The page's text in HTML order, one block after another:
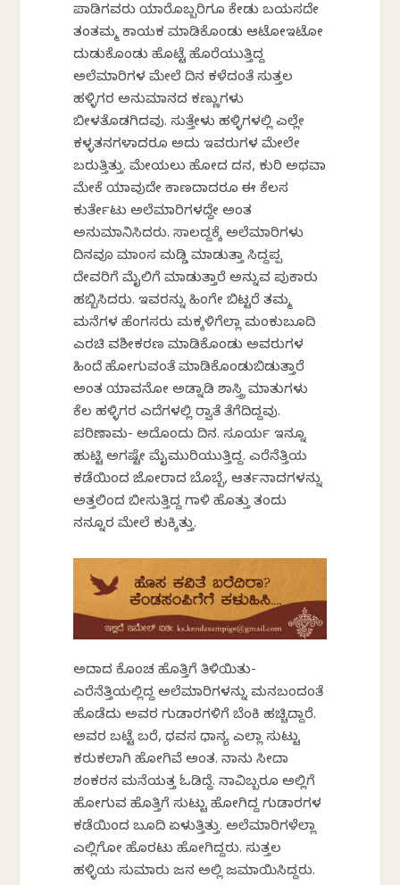
ಪಾಡಿಗವರು ಯಾರೊಬ್ಬರಿಗೂ ಕೇಡು ಬಯಸದೇ
ತಂತಮ್ಮ ಕಾಯಕ ಮಾಡಿಕೊಂಡು ಆಟೋಇಟೋ
ದುಡುಕೊಂಡು ಹೊಟ್ಟೆ ಹೊರೆಯುತ್ತಿದ್ದ
ಅಲೆಮಾರಿಗಳ ಮೇಲೆ ದಿನ ಕಳೆದಂತೆ ಸುತ್ತಲ
ಹಳ್ಳಿಗರ ಅನುಮಾನದ ಕಣ್ಣುಗಳು
ಬೀಳತೊಡಗಿದವು. ಸುತ್ತೇಳು ಹಳ್ಳಿಗಳಲ್ಲಿ ಎಲ್ಲೇ
ಕಳ್ಳತನಗಳಾದರೂ ಅದು ಇವರುಗಳ ಮೇಲೇ
ಬರುತ್ತಿತ್ತು. ಮೇಯಲು ಹೋದ ದನ, ಕುರಿ ಅಥವಾ
ಮೇಕೆ ಯಾವುದೇ ಕಾಣದಾದರೂ ಈ ಕೆಲಸ
ಕುರ್ತೇಟು ಅಲೆಮಾರಿಗಳದ್ದೇ ಅಂತ
ಅನುಮಾನಿಸಿದರು. ಸಾಲದ್ದಕ್ಕೆ ಅಲೆಮಾರಿಗಳು
ದಿನವೂ ಮಾಂಸ ಮಡ್ಡಿ ಮಾಡುತ್ತಾ ಸಿದ್ದಪ್ಪ
ದೇವರಿಗೆ ಮೈಲಿಗೆ ಮಾಡುತ್ತಾರೆ ಅನ್ನುವ ಪುಕಾರು
ಹಬ್ಬಿಸಿದರು. ಇವರನ್ನು ಹಿಂಗೇ ಬಿಟ್ಟರೆ ತಮ್ಮ
ಮನೆಗಳ ಹೆಂಗಸರು ಮಕ್ಕಳಿಗೆಲ್ಲಾ ಮಂಕುಬೂದಿ
ಎರಚಿ ವಶೀಕರಣ ಮಾಡಿಕೊಂಡು ಅವರುಗಳ
ಹಿಂದೆ ಹೋಗುವಂತೆ ಮಾಡಿಕೊಂಡುಬಿಡುತ್ತಾರೆ
ಅಂತ ಯಾವನೋ ಅಡ್ನಾಡಿ ಶಾಸ್ತ್ರಿ ಮಾತುಗಳು
ಕೆಲ ಹಳ್ಳಿಗರ ಎದೆಗಳಲ್ಲಿ ರ‍್ವಾತೆ ತೆಗೆದಿದ್ದವು.
ಪರಿಣಾಮ- ಅದೊಂದು ದಿನ. ಸೂರ್ಯ ಇನ್ನೂ
ಹುಟ್ಟಿ ಅಗಷ್ಟೇ ಮೈಮುರಿಯುತ್ತಿದ್ದ. ಎರೆನೆತ್ತಿಯ
ಕಡೆಯಿಂದ ಜೋರಾದ ಬೊಬ್ಬೆ, ಆರ್ತನಾದಗಳನ್ನು
ಅತ್ತಲಿಂದ ಬೀಸುತ್ತಿದ್ದ ಗಾಳಿ ಹೊತ್ತು ತಂದು
ನನ್ನೂರ ಮೇಲೆ ಕುಕ್ಕಿತ್ತು.
ಅದಾದ ಕೊಂಚ ಹೊತ್ತಿಗೆ ತಿಳಿಯಿತು-
ಎರೆನೆತ್ತಿಯಲ್ಲಿದ್ದ ಅಲೆಮಾರಿಗಳನ್ನು ಮನಬಂದಂತೆ
ಹೊಡೆದು ಅವರ ಗುಡಾರಗಳಿಗೆ ಬೆಂಕಿ ಹಚ್ಚಿದ್ದಾರೆ.
ಅವರ ಬಟ್ಟೆ ಬರೆ, ಧವಸ ಧಾನ್ಯ ಎಲ್ಲಾ ಸುಟ್ಟು
ಕರುಕಲಾಗಿ ಹೋಗಿವೆ ಅಂತ. ನಾನು ಸೀದಾ
ಶಂಕರನ ಮನೆಯತ್ತ ಓಡಿದ್ದೆ. ನಾವಿಬ್ಬರೂ ಅಲ್ಲಿಗೆ
ಹೋಗುವ ಹೊತ್ತಿಗೆ ಸುಟ್ಟು ಹೋಗಿದ್ದ ಗುಡಾರಗಳ
ಕಡೆಯಿಂದ ಬೂದಿ ಏಳುತ್ತಿತ್ತು. ಅಲೆಮಾರಿಗಳೆಲ್ಲಾ
ಎಲ್ಲಿಗೋ ಹೊರಟು ಹೋಗಿದ್ದರು. ಸುತ್ತಲ
ಹಳ್ಳಿಯ ಸುಮಾರು ಜನ ಅಲ್ಲಿ ಜಮಾಯಿಸಿದ್ದರು.